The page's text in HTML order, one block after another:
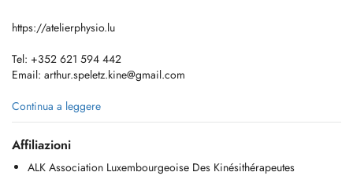
https://atelierphysio.lu
Tel: +352 621 594 442
Email: arthur.speletz.kine@gmail.com
Education :
Graduated in Physiotherapy from LUNEX University (Luxembourg)
Holder of a Bachelor's degree in sport training from Sport Faculty of
Nancy
Continua a leggere
Affiliazioni
ALK Association Luxembourgeoise Des Kinésithérapeutes